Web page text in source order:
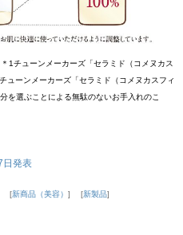
チューンメーカーズ「セラミド（コメヌカス
ューンメーカーズ「セラミド（コメヌカスフィ
選ぶことによる無駄のないお手入れのこ
日発表
新商品（美容） 新製品